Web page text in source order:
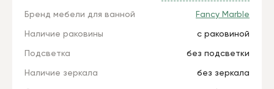
Бренд мебели для ванной Fancy Marble
Наличие раковины с раковиной
Подсветка без подсветки
Наличие зеркала без зеркала